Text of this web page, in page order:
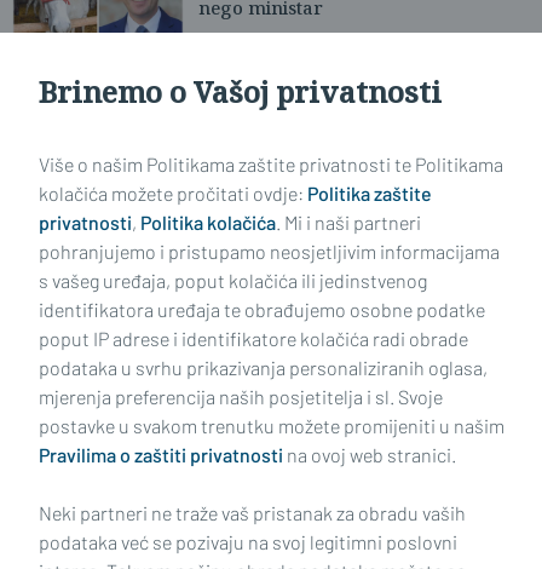
nego ministar
GENIJALNA VIJEST S NAPETOG OCJENJIVANJA 102
UZORKA
Učeničko vino koje je 1. put na
šampiona
VIDI STARIJE ČLANKE
Impressum Uvjeti korištenja Politika privatnosti
Politika kolačića Kontakt Pritužbe Suradnici
Oglašavanje
Brinemo o Vašoj privatnosti
Više o našim Politikama zaštite privatnosti te Politikama
kolačića možete pročitati ovdje: Politika zaštite
privatnosti, Politika kolačića. Mi i naši partneri
pohranjujemo i pristupamo neosjetljivim informacijama
s vašeg uređaja, poput kolačića ili jedinstvenog
identifikatora uređaja te obrađujemo osobne podatke
poput IP adrese i identifikatore kolačića radi obrade
podataka u svrhu prikazivanja personaliziranih oglasa,
mjerenja preferencija naših posjetitelja i sl. Svoje
postavke u svakom trenutku možete promijeniti u našim
Pravilima o zaštiti privatnosti na ovoj web stranici.
Neki partneri ne traže vaš pristanak za obradu vaših
podataka već se pozivaju na svoj legitimni poslovni